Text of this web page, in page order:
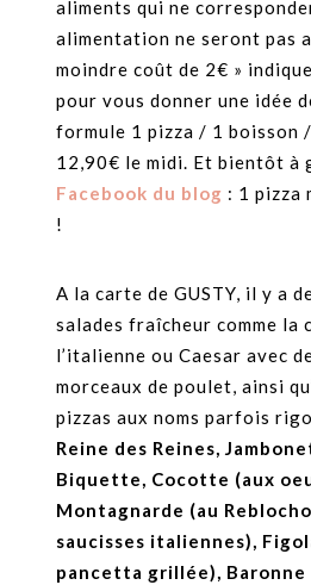
aliments qui ne
alimentation ne seront pas
moindre coût de 2€ »
pour vous donner une idée
formule 1 pizza / 1 boisson
12,90€ le midi. Et bientôt à
Facebook du blog : 1 pizza
!
A la carte de GUSTY, il y a
salades fraîcheur comme la
l’italienne ou Caesar avec
morceaux de poulet, ainsi
pizzas aux noms parfois
Reine des Reines,
Biquette, Cocotte (aux
Montagnarde (au
saucisses italiennes),
pancetta grillée),